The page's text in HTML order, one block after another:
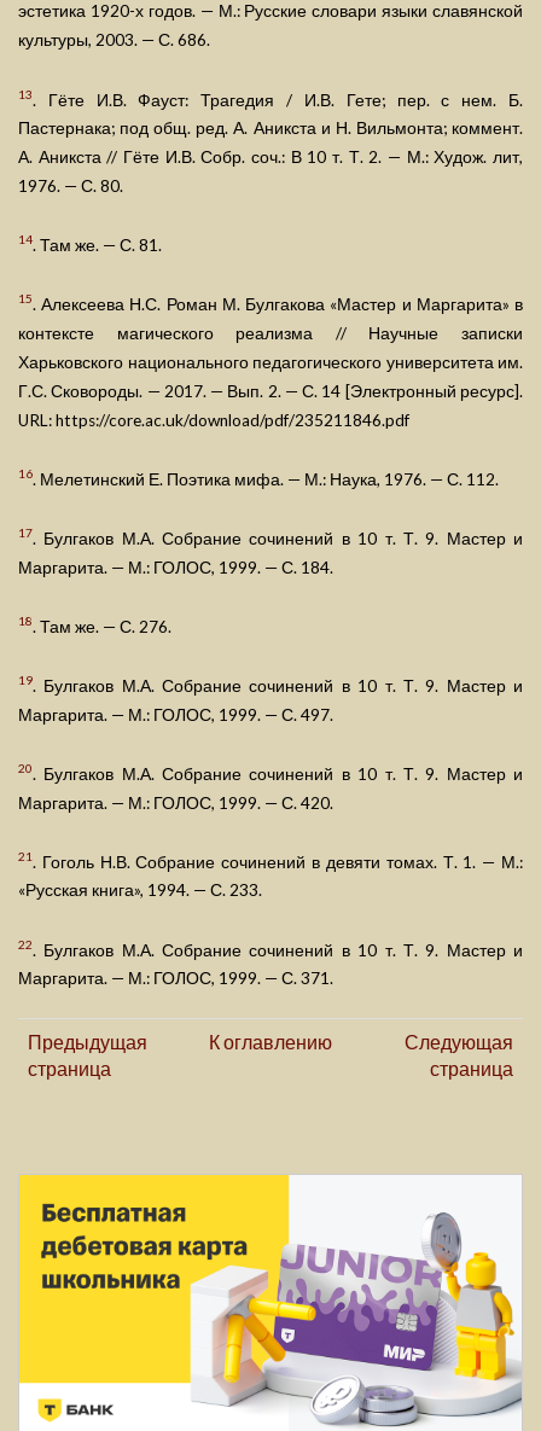
эстетика 1920-х годов. — М.: Русские словари языки славянской
культуры, 2003. — С. 686.
13
. Гёте И.В. Фауст: Трагедия / И.В. Гете; пер. с нем. Б.
Пастернака; под общ. ред. А. Аникста и Н. Вильмонта; коммент.
А. Аникста // Гёте И.В. Собр. соч.: В 10 т. Т. 2. — М.: Худож. лит,
1976. — С. 80.
14. Там же. — С. 81.
15. Алексеева Н.С. Роман М. Булгакова «Мастер и Маргарита» в
контексте магического реализма // Научные записки
Харьковского национального педагогического университета им.
Г.С. Сковороды. — 2017. — Вып. 2. — С. 14 [Электронный ресурс].
URL: https://core.ac.uk/download/pdf/235211846.pdf
16. Мелетинский Е. Поэтика мифа. — М.: Наука, 1976. — С. 112.
17. Булгаков М.А. Собрание сочинений в 10 т. Т. 9. Мастер и
Маргарита. — М.: ГОЛОС, 1999. — С. 184.
18. Там же. — С. 276.
19. Булгаков М.А. Собрание сочинений в 10 т. Т. 9. Мастер и
Маргарита. — М.: ГОЛОС, 1999. — С. 497.
20. Булгаков М.А. Собрание сочинений в 10 т. Т. 9. Мастер и
Маргарита. — М.: ГОЛОС, 1999. — С. 420.
21. Гоголь Н.В. Собрание сочинений в девяти томах. Т. 1. — М.:
«Русская книга», 1994. — С. 233.
22. Булгаков М.А. Собрание сочинений в 10 т. Т. 9. Мастер и
Маргарита. — М.: ГОЛОС, 1999. — С. 371.
Предыдущая
страница
К оглавлению
Следующая
страница